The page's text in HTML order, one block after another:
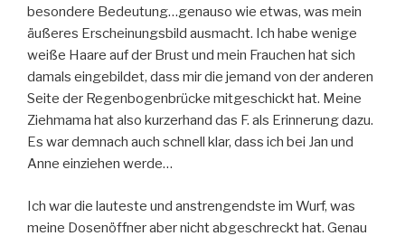
besondere Bedeutung…genauso wie etwas, was mein
äußeres Erscheinungsbild ausmacht. Ich habe wenige
weiße Haare auf der Brust und mein Frauchen hat sich
damals eingebildet, dass mir die jemand von der anderen
Seite der Regenbogenbrücke mitgeschickt hat. Meine
Ziehmama hat also kurzerhand das F. als Erinnerung dazu.
Es war demnach auch schnell klar, dass ich bei Jan und
Anne einziehen werde…
Ich war die lauteste und anstrengendste im Wurf, was
meine Dosenöffner aber nicht abgeschreckt hat. Genau